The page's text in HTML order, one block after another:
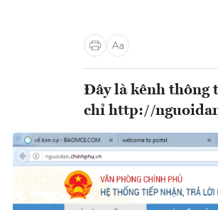
Đây là kênh thông
chỉ http://